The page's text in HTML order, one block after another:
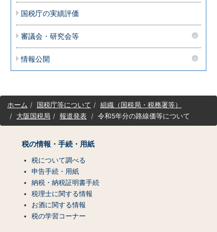
国税庁の実績評価
審議会・研究会等
情報公開
サ
イホーム 国税庁等について
組織（国税局・税務署等）
大阪国税局
報道発表 令和5年分の路線価等について
税の情報・手続・用紙
税について調べる
申告手続・用紙
納税・納税証明書手続
税理士に関する情報
お酒に関する情報
税の学習コーナー